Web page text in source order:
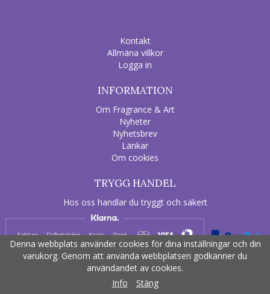
Kontakt
Allmäna villkor
Logga in
INFORMATION
Om Fragrance & Art
Nyheter
Nyhetsbrev
Länkar
Om cookies
TRYGG HANDEL
Hos oss handlar du tryggt och säkert
Drift & produktion: Wikinggruppen
Denna webbplats använder cookies för dina inställningar och din
varukorg. Genom att använda webbplatsen godkänner du
användandet av cookies.
Info
Stäng